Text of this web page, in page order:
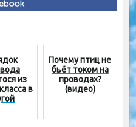
из
в
Почему птиц не
бьёт током на
проводах?
(видео)